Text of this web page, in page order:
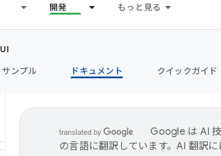
開発 もっと見る
UI
サンプル ドキュメント クイックガイド
Google は AI
の言語に翻訳しています。AI 翻訳